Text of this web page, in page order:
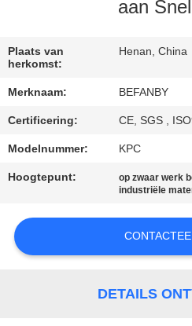
VERZOEK
OM EEN
CITAAT
SITEMAP
aan
Plaats van
herkomst:
Henan, China
Merknaam: BEFANBY
Certificering: CE, SGS ,
Modelnummer: KPC
Hoogtepunt: op zwaar werk
industriële
DETAILS